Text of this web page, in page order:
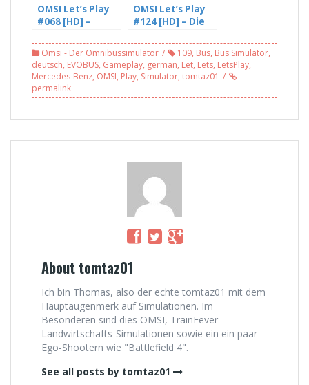
OMSI Let’s Play
#068 [HD] –
Schnee mit
einem O305
Schaltwagen
(1/2)
OMSI Let’s Play
#124 [HD] – Die
immer noch da,
Römerberg 3.0 –
mit Freddy LP
(2/6)
Omsi - Der Omnibussimulator 109, Bus, Bus Simulator,
deutsch, EVOBUS, Gameplay, german, Let, Lets, LetsPlay,
Mercedes-Benz, OMSI, Play, Simulator, tomtaz01
permalink
About tomtaz01
Ich bin Thomas, also der echte tomtaz01 mit dem
Hauptaugenmerk auf Simulationen. Im
Besonderen sind dies OMSI, TrainFever
Landwirtschafts-Simulationen sowie ein ein paar
Ego-Shootern wie "Battlefield 4".
See all posts by tomtaz01